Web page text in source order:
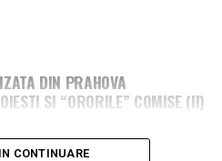
DIN PRAHOVA
SI “ORORILE” COMISE (II)
UNPR
CONTINUARE